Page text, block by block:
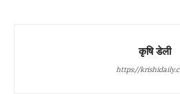
कृषि डेली
https://